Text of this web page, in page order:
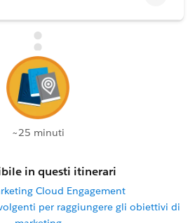
~25 minuti
in questi itinerari
Cloud Engagement
per raggiungere gli obiettivi di